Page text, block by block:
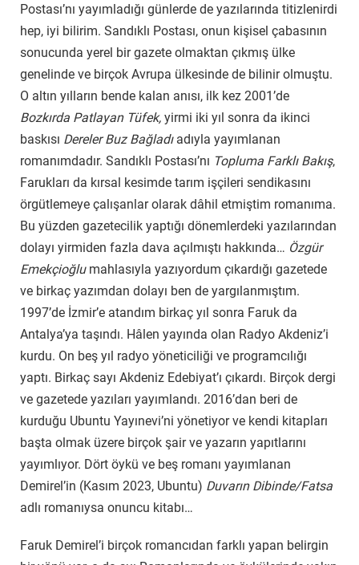
Postası’nı yayımladığı günlerde de yazılarında titizlenirdi
hep, iyi bilirim. Sandıklı Postası, onun kişisel çabasının
sonucunda yerel bir gazete olmaktan çıkmış ülke
genelinde ve birçok Avrupa ülkesinde de bilinir olmuştu.
O altın yılların bende kalan anısı, ilk kez 2001’de
Bozkırda Patlayan Tüfek, yirmi iki yıl sonra da ikinci
baskısı Dereler Buz Bağladıadıyla yayımlanan
romanımdadır. Sandıklı Postası’nı Topluma Farklı Bakış,
Farukları da kırsal kesimde tarım işçileri sendikasını
örgütlemeye çalışanlar olarak dâhil etmiştim romanıma.
Bu yüzden gazetecilik yaptığı dönemlerdeki yazılarından
dolayı yirmiden fazla dava açılmıştı hakkında… Özgür
Emekçioğlumahlasıyla yazıyordum çıkardığı gazetede
ve birkaç yazımdan dolayı ben de yargılanmıştım.
1997’de İzmir’e atandım birkaç yıl sonra Faruk da
Antalya’ya taşındı. Hâlen yayında olan Radyo Akdeniz’i
kurdu. On beş yıl radyo yöneticiliği ve programcılığı
yaptı. Birkaç sayı Akdeniz Edebiyat’ı çıkardı. Birçok dergi
ve gazetede yazıları yayımlandı. 2016’dan beri de
kurduğu Ubuntu Yayınevi’ni yönetiyor ve kendi kitapları
başta olmak üzere birçok şair ve yazarın yapıtlarını
yayımlıyor. Dört öykü ve beş romanı yayımlanan
Demirel’in (Kasım 2023, Ubuntu) Duvarın Dibinde/Fatsa
adlı romanıysa onuncu kitabı…
Faruk Demirel’i birçok romancıdan farklı yapan belirgin